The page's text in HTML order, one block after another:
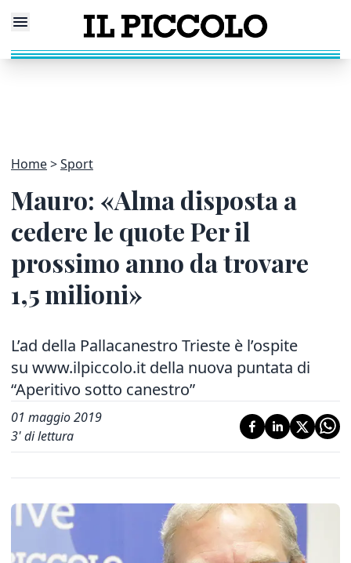
Home Sport
Mauro: «Alma disposta a
cedere le quote Per il
prossimo anno da trovare
1,5 milioni»
L’ad della Pallacanestro Trieste è l’ospite
su www.ilpiccolo.it della nuova puntata di
“Aperitivo sotto canestro”
01 maggio 2019
3' di lettura